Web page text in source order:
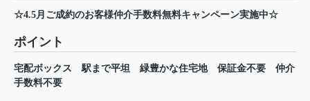
☆4.5月ご成約のお客様仲介手数料無料キャンペーン実施中☆
ポイント
宅配ボックス 駅まで平坦 緑豊かな住宅地 保証金不要
仲介
手数料不要